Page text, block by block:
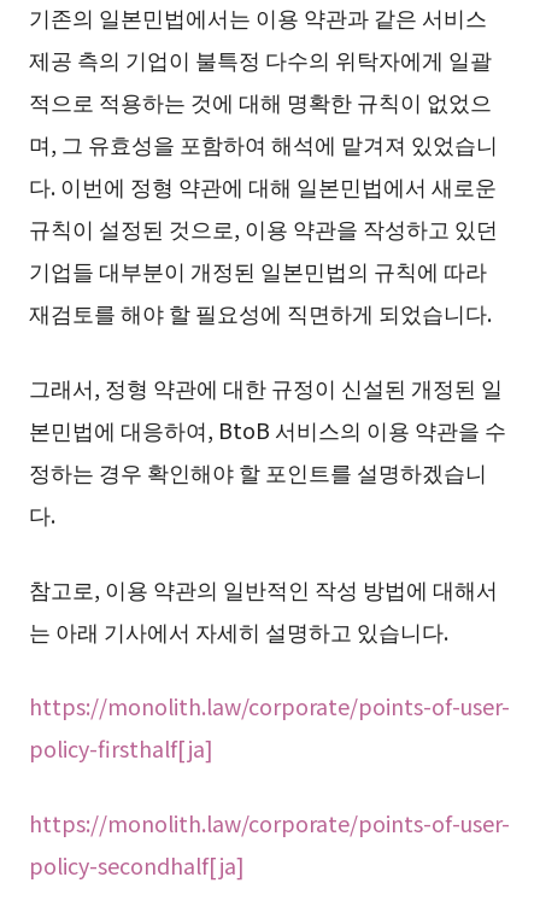
기존의 일본민법에서는 이용 약관과 같은 서비스
제공 측의 기업이 불특정 다수의 위탁자에게 일괄
적으로 적용하는 것에 대해 명확한 규칙이 없었으
며, 그 유효성을 포함하여 해석에 맡겨져 있었습니
다. 이번에 정형 약관에 대해 일본민법에서 새로운
규칙이 설정된 것으로, 이용 약관을 작성하고 있던
기업들 대부분이 개정된 일본민법의 규칙에 따라
재검토를 해야 할 필요성에 직면하게 되었습니다.
그래서, 정형 약관에 대한 규정이 신설된 개정된 일
본민법에 대응하여, BtoB 서비스의 이용 약관을 수
정하는 경우 확인해야 할 포인트를 설명하겠습니
다.
참고로, 이용 약관의 일반적인 작성 방법에 대해서
는 아래 기사에서 자세히 설명하고 있습니다.
https://monolith.law/corporate/points-of-user-
policy-firsthalf[ja]
https://monolith.law/corporate/points-of-user-
policy-secondhalf[ja]